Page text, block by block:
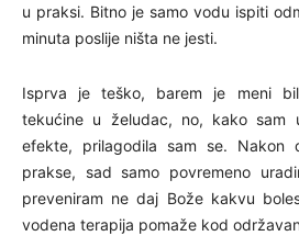
u praksi. Bitno je samo vodu ispiti
minuta poslije ništa ne jesti.
Isprva je teško, barem je meni
tekućine u želudac, no, kako sam
efekte, prilagodila sam se. Nakon
prakse, sad samo povremeno
preveniram ne daj Bože kakvu
vodena terapija pomaže kod